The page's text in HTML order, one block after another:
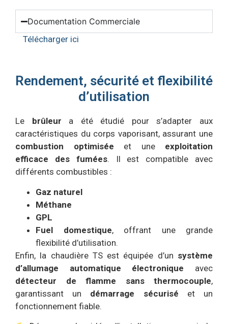
Documentation Commerciale
Télécharger ici
Rendement, sécurité et flexibilité
d’utilisation
Le brûleur a été étudié pour s’adapter aux
caractéristiques du corps vaporisant, assurant une
combustion optimisée et une exploitation
efficace des fumées. Il est compatible avec
différents combustibles :
Gaz naturel
Méthane
GPL
Fuel
domestique, offrant une grande
flexibilité d’utilisation.
Enfin, la chaudière TS est équipée d’un système
d’allumage automatique électronique avec
détecteur de flamme sans thermocouple,
garantissant un démarrage sécurisé et un
fonctionnement fiable.